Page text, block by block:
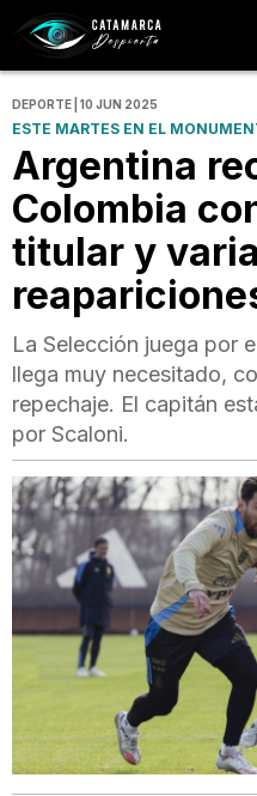
DEPORTE | 10 JUN 2025
ESTE MARTES EN EL
Argentina
Colombia
titular y
La Selección juega por
llega muy necesitado,
repechaje. El capitán
por Scaloni.